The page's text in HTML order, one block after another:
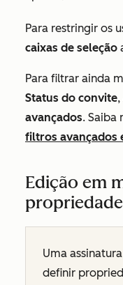
Para restringir os
caixas de seleção
Para filtrar ainda
Status do convite,
avançados. Saiba
filtros avançados
Edição em
Uma assinatura
definir